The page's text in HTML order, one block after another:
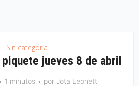
Sin categoría
jueves 8 de abril
1 minutos por Jota Leonetti